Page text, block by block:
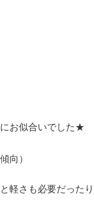
お似合いでした★
向）
軽さも必要だったり